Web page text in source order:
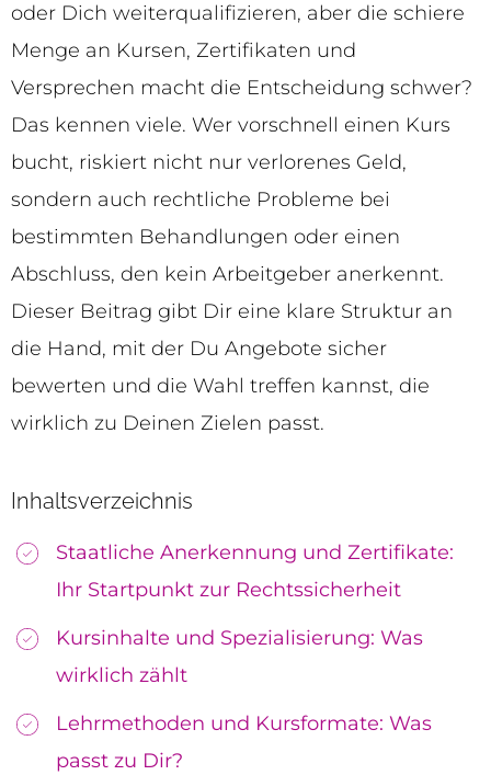
oder Dich weiterqualifizieren, aber die schiere
Menge an Kursen, Zertifikaten und
Versprechen macht die Entscheidung schwer?
Das kennen viele. Wer vorschnell einen Kurs
bucht, riskiert nicht nur verlorenes Geld,
sondern auch rechtliche Probleme bei
bestimmten Behandlungen oder einen
Abschluss, den kein Arbeitgeber anerkennt.
Dieser Beitrag gibt Dir eine klare Struktur an
die Hand, mit der Du Angebote sicher
bewerten und die Wahl treffen kannst, die
wirklich zu Deinen Zielen passt.
Inhaltsverzeichnis
Staatliche Anerkennung und Zertifikate:
Ihr Startpunkt zur Rechtssicherheit
Kursinhalte und Spezialisierung: Was
wirklich zählt
Lehrmethoden und Kursformate: Was
passt zu Dir?